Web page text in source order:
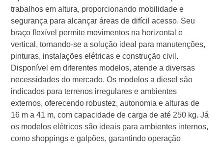
trabalhos em altura, proporcionando mobilidade e
segurança para alcançar áreas de difícil acesso. Seu
braço flexível permite movimentos na horizontal e
vertical, tornando-se a solução ideal para manutenções,
pinturas, instalações elétricas e construção civil.
Disponível em diferentes modelos, atende a diversas
necessidades do mercado. Os modelos a diesel são
indicados para terrenos irregulares e ambientes
externos, oferecendo robustez, autonomia e alturas de
16 m a 41 m, com capacidade de carga de até 250 kg. Já
os modelos elétricos são ideais para ambientes internos,
como shoppings e galpões, garantindo operação